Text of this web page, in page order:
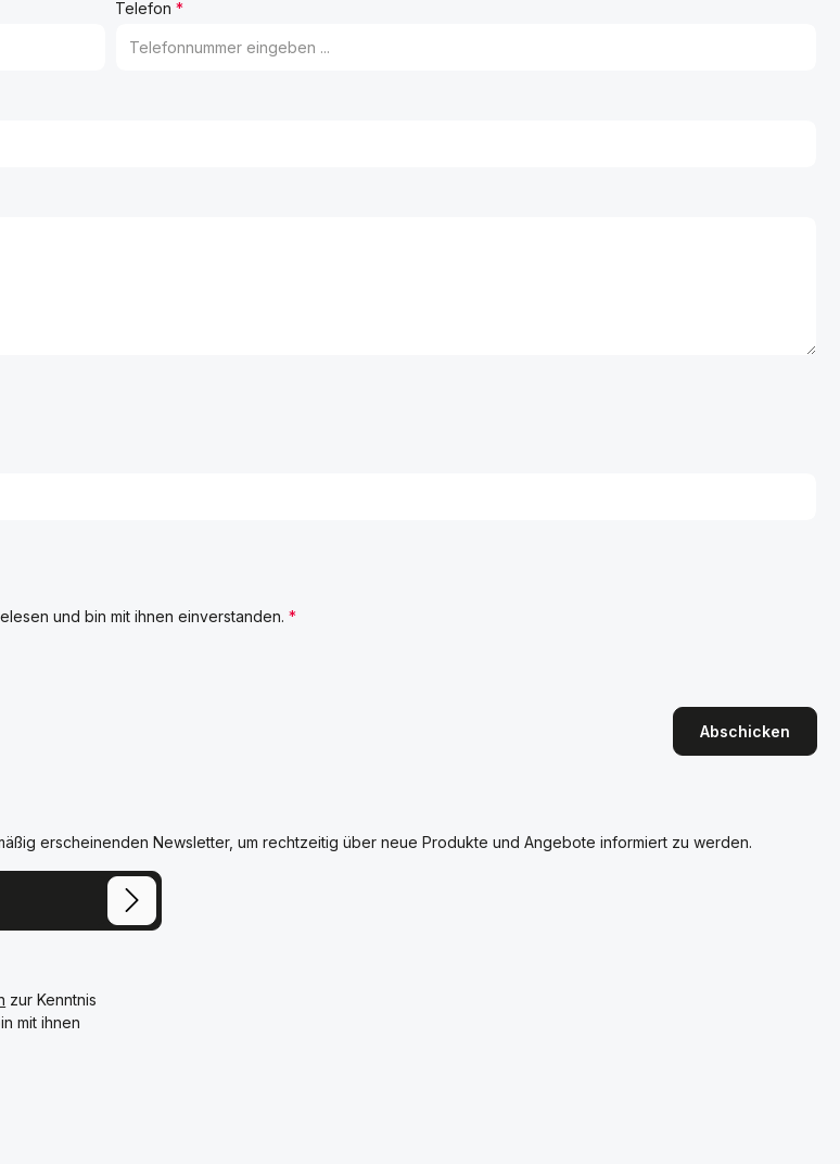
Telefon *
und bin mit ihnen einverstanden. *
Abschicken
erscheinenden Newsletter, um rechtzeitig über neue Produkte und Angebote informiert zu werden.
zur Kenntnis
mit ihnen